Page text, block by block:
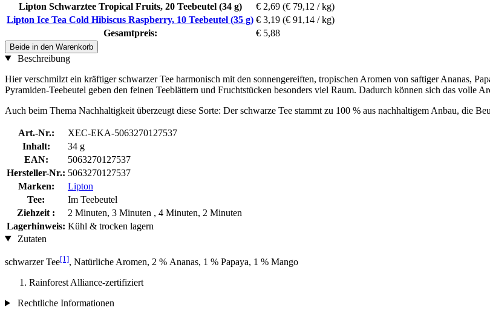
Lipton Schwarztee Tropical Fruits, 20 Teebeutel (34 g) € 2,69 (€ 79,12 / kg)
Lipton Ice Tea Cold Hibiscus Raspberry, 10 Teebeutel (35 g) € 3,19 (€ 91,14 / kg)
Gesamtpreis:
€ 5,88
Beide in den Warenkorb
Beschreibung
Hier verschmilzt ein kräftiger schwarzer Tee harmonisch mit den sonnengereiften, tropischen Aromen von saftiger Ananas,
Pyramiden-Teebeutel geben den feinen Teeblättern und Fruchtstücken besonders viel Raum. Dadurch können sich das volle
Auch beim Thema Nachhaltigkeit überzeugt diese Sorte: Der schwarze Tee stammt zu 100 % aus nachhaltigem Anbau, die
Art.-Nr.:
XEC-EKA-5063270127537
Inhalt:
34 g
EAN:
5063270127537
Hersteller-Nr.: 5063270127537
Marken:
Lipton
Tee:
Im Teebeutel
Ziehzeit :
2 Minuten, 3 Minuten , 4 Minuten, 2 Minuten
Lagerhinweis: Kühl & trocken lagern
Zutaten
schwarzer Tee[1], Natürliche Aromen, 2 % Ananas, 1 % Papaya, 1 % Mango
Rainforest Alliance-zertifiziert
Rechtliche Informationen